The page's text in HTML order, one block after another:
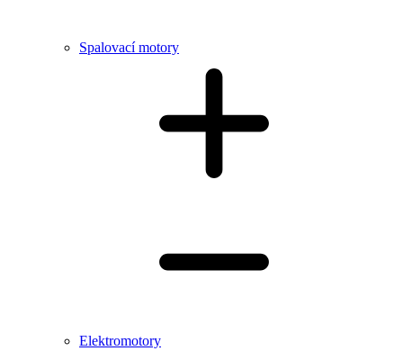
Spalovací motory
Elektromotory